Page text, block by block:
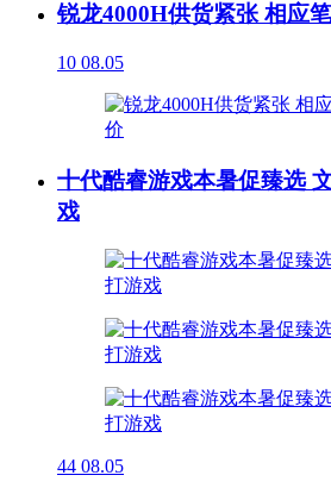
锐龙4000H供货紧张 相应
10 08.05
十代酷睿游戏本暑促臻选
戏
44 08.05